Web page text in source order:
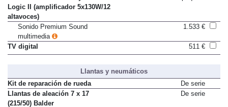
Sonido surround Dolby Pro
Logic II (amplificador 5x130W/12
altavoces)
Sonido Premium Sound
multimedia
TV digital 511 €
Llantas y neumáticos
Kit de reparación de rueda
De serie
Llantas de aleación 7 x 17